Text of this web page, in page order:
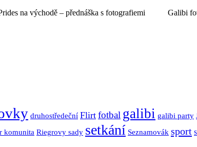
na východě – přednáška s fotografiemi
Galibi
druhostředeční Flirt fotbal galibi galibi party
komunita Riegrovy sady setkání Seznamovák sport